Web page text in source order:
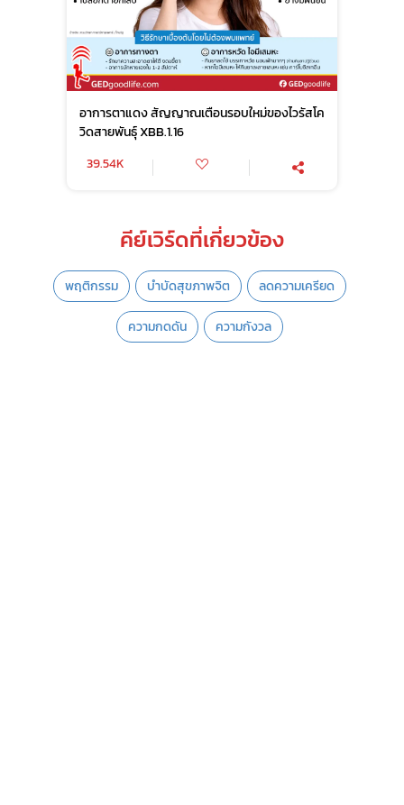
อาการตาแดง สัญญาณเตือนรอบใหม่ของไวรัสโค
วิดสายพันธุ์ XBB.1.16
39.54K
คีย์เวิร์ดที่เกี่ยวข้อง
พฤติกรรม บำบัดสุขภาพจิต ลดความเครียด
ความกดดัน ความกังวล